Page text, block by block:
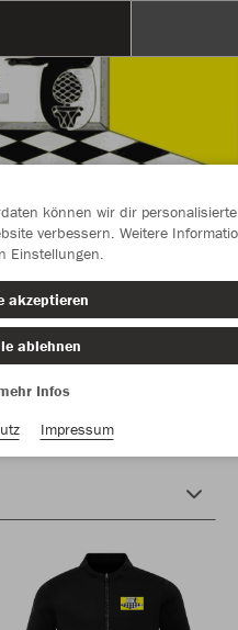
im Teamshop
Augsburg
können wir dir personalisierte
verbessern. Weitere
Einstellungen.
akzeptieren
ablehnen
Infos
Impressum